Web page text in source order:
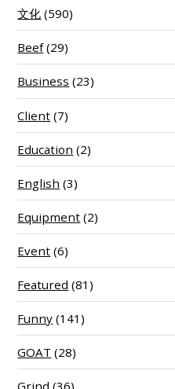
文化 (590)
Beef(29)
Business (23)
Client (7)
Education (2)
English (3)
Equipment (2)
Event (6)
Featured (81)
Funny (141)
GOAT (28)